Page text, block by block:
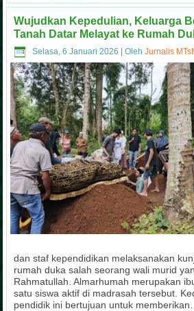
Wujudkan Kepedulian, Keluarga
Tanah Datar Melayat ke Rumah
Selasa, 6 Januari 2026 |Oleh Jurnalis
dan staf kependidikan melaksanakan
rumah duka salah seorang wali murid
Rahmatullah. Almarhumah merupakan
satu siswa aktif di madrasah tersebut.
pendidik ini bertujuan untuk memberikan…